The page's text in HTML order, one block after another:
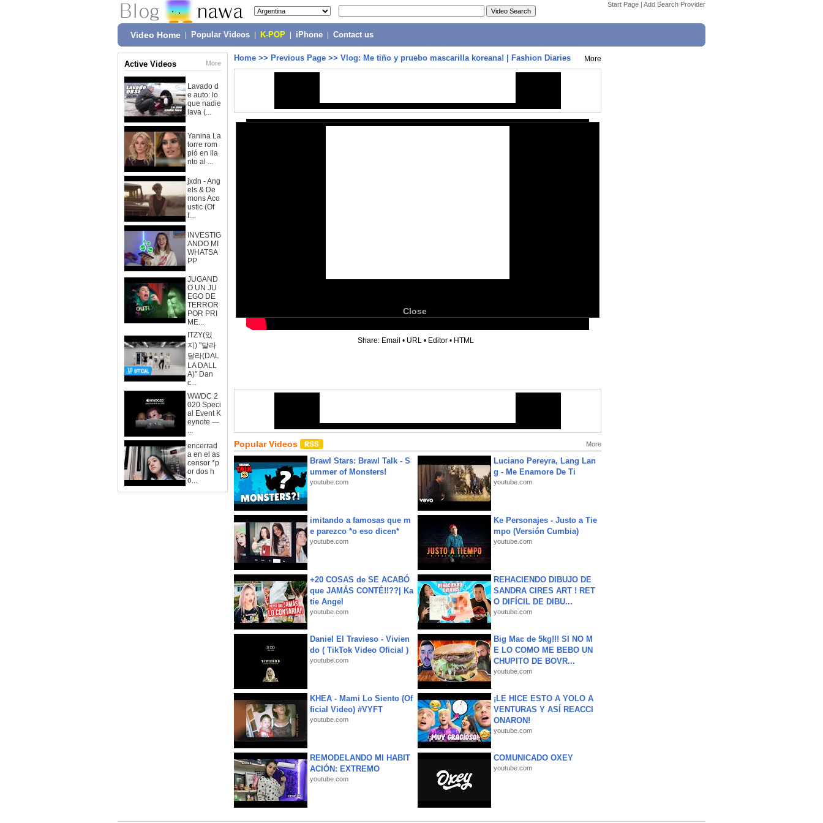
Start Page | Add Search Provider
Video Home Popular Videos K-POP iPhone Contact us
Active Videos More
Lavado d
e auto: lo
que nadie
lava (...
Yanina La
torre rom
pió en lla
nto al ...
jxdn - Ang
els & De
mons Aco
ustic (Of
f...
INVESTIG
ANDO MI
WHATSA
PP
JUGAND
O UN JU
EGO DE
TERROR
POR PRI
ME...
ITZY(있
지) "달라
달라(DAL
LA DALL
A)" Dan
c...
WWDC 2
020 Speci
al Event K
eynote —
...
encerrad
a en el as
censor *p
or dos h
o...
Home >> Previous Page >> Vlog: Me tiño y pruebo mascarilla koreana! | Fashion Diaries More
Close
Share: Email • URL • Editor • HTML
Popular Videos More
Brawl Stars: Brawl Talk - S
ummer of Monsters!
youtube.com
Luciano Pereyra, Lang Lan
g - Me Enamore De Ti
youtube.com
imitando a famosas que m
e parezco *o eso dicen*
youtube.com
Ke Personajes - Justo a Tie
mpo (Versión Cumbia)
youtube.com
+20 COSAS de SE ACABÓ
que JAMÁS CONTÉ!!??| Ka
tie Angel
youtube.com
REHACIENDO DIBUJO DE
SANDRA CIRES ART ! RET
O DIFÍCIL DE DIBU...
youtube.com
Daniel El Travieso - Vivien
do ( TikTok Video Oficial )
youtube.com
Big Mac de 5kg!!! SI NO M
E LO COMO ME BEBO UN
CHUPITO DE BOVR...
youtube.com
KHEA - Mami Lo Siento (Of
ficial Video) #VYFT
youtube.com
¡LE HICE ESTO A YOLO A
VENTURAS Y ASÍ REACCI
ONARON!
youtube.com
REMODELANDO MI HABIT
ACIÓN: EXTREMO
youtube.com
COMUNICADO OXEY
youtube.com